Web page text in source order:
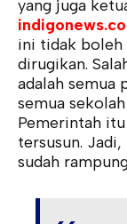
yang juga
ini tidak boleh
dirugikan.
adalah semua
semua
Pemerintah itu
tersusun.
sudah